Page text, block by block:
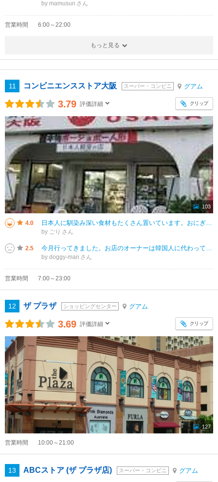
by mamusun
営業時間 6:00～22:00
もっと見る
11 コンビニエンスストア大阪 スーパー・コンビニ グアム
3.79 評価詳細 クリップ
103
4.0
by ごり
2.5
by doggy-man
営業時間 7:00～23:00
12 ザ プラザ ショッピングセンター グアム
3.69 評価詳細 クリップ
127
営業時間 10:00～21:00
13 ABCストア (ザ プラザ店) スーパー・コンビニ グアム